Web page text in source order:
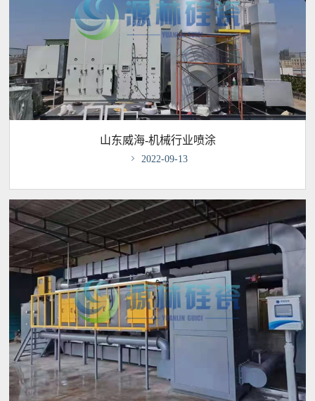
山东威海-机械行业喷涂
 2022-09-13